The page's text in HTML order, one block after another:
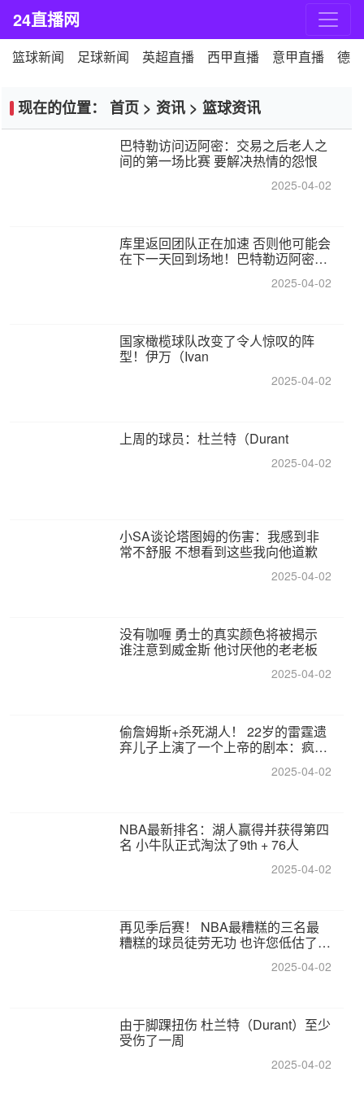
24直播网
篮球新闻 足球新闻 英超直播 西甲直播 意甲直播 德
现在的位置： 首页 > 资讯 > 篮球资讯
巴特勒访问迈阿密：交易之后老人之
间的第一场比赛 要解决热情的怨恨
2025-04-02
库里返回团队正在加速 否则他可能会
在下一天回到场地！巴特勒迈阿密的
2025-04-02
国家橄榄球队改变了令人惊叹的阵
型！伊万（Ivan
2025-04-02
上周的球员：杜兰特（Durant
2025-04-02
小SA谈论塔图姆的伤害：我感到非
常不舒服 不想看到这些我向他道歉
2025-04-02
没有咖喱 勇士的真实颜色将被揭示
谁注意到威金斯 他讨厌他的老老板
2025-04-02
偷詹姆斯+杀死湖人！ 22岁的雷霆遗
弃儿子上演了一个上帝的剧本：疯狂
2025-04-02
NBA最新排名：湖人赢得并获得第四
名 小牛队正式淘汰了9th + 76人
2025-04-02
再见季后赛！ NBA最糟糕的三名最
糟糕的球员徒劳无功 也许您低估了硬
2025-04-02
由于脚踝扭伤 杜兰特（Durant）至少
受伤了一周
2025-04-02